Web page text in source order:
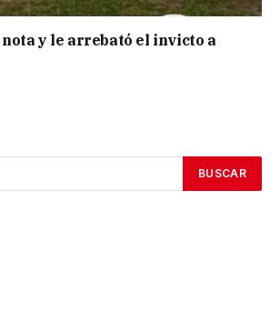
y le arrebató el invicto a